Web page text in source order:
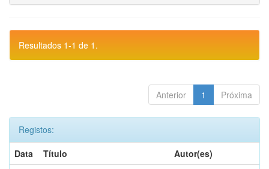
Resultados 1-1 de 1.
Anterior 1 Próxima
Registos:
Data
Título
Autor(es)